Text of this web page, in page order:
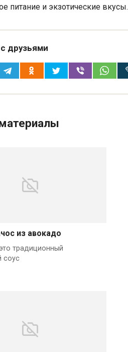
питание и экзотические вкусы.
друзьями
из авокадо
традиционный
соус